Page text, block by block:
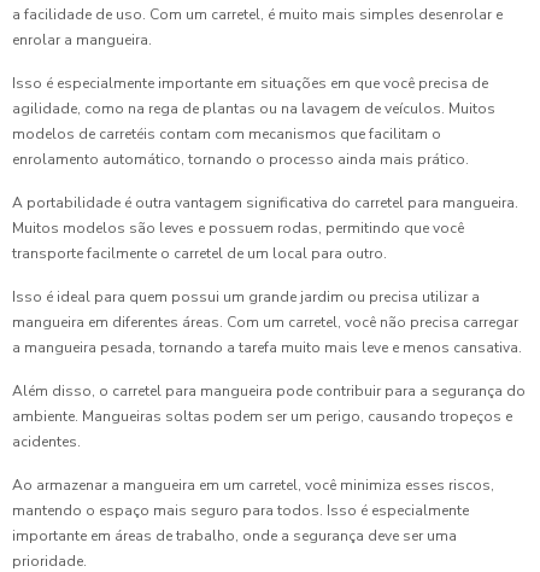
a facilidade de uso. Com um carretel, é muito mais simples desenrolar e
enrolar a mangueira.
Isso é especialmente importante em situações em que você precisa de
agilidade, como na rega de plantas ou na lavagem de veículos. Muitos
modelos de carretéis contam com mecanismos que facilitam o
enrolamento automático, tornando o processo ainda mais prático.
A portabilidade é outra vantagem significativa do carretel para mangueira.
Muitos modelos são leves e possuem rodas, permitindo que você
transporte facilmente o carretel de um local para outro.
Isso é ideal para quem possui um grande jardim ou precisa utilizar a
mangueira em diferentes áreas. Com um carretel, você não precisa carregar
a mangueira pesada, tornando a tarefa muito mais leve e menos cansativa.
Além disso, o carretel para mangueira pode contribuir para a segurança do
ambiente. Mangueiras soltas podem ser um perigo, causando tropeços e
acidentes.
Ao armazenar a mangueira em um carretel, você minimiza esses riscos,
mantendo o espaço mais seguro para todos. Isso é especialmente
importante em áreas de trabalho, onde a segurança deve ser uma
prioridade.